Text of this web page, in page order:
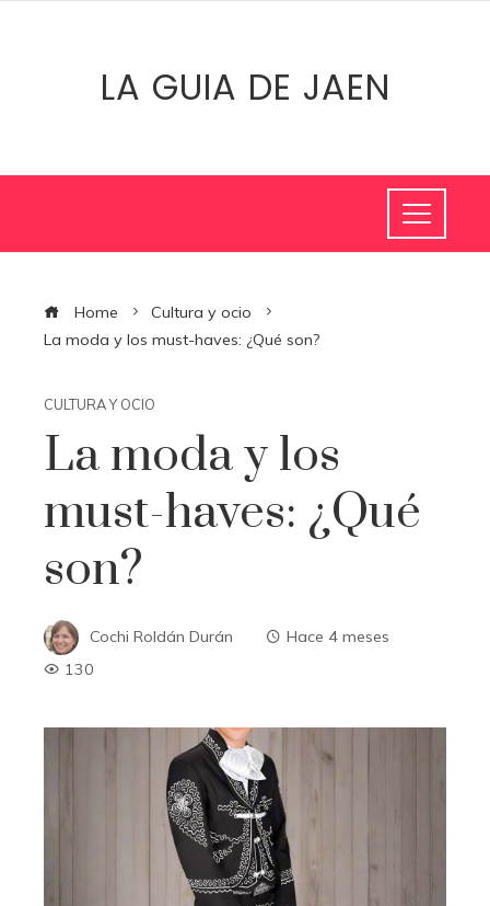
LA GUIA DE JAEN
Home
Cultura y ocio
La moda y los must-haves: ¿Qué son?
CULTURA Y OCIO
La moda y los
must-haves: ¿Qué
son?
Cochi Roldán Durán
Hace 4 meses
130